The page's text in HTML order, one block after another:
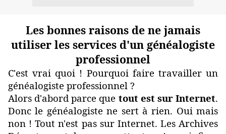
Les bonnes raisons de ne jamais
utiliser les services d'un généalogiste
professionnel
C'est vrai quoi ! Pourquoi faire travailler un
généalogiste professionnel ?
Alors d'abord parce que tout est sur Internet.
Donc le généalogiste ne sert à rien. Oui mais
non ! Tout n'est pas sur Internet. Les Archives